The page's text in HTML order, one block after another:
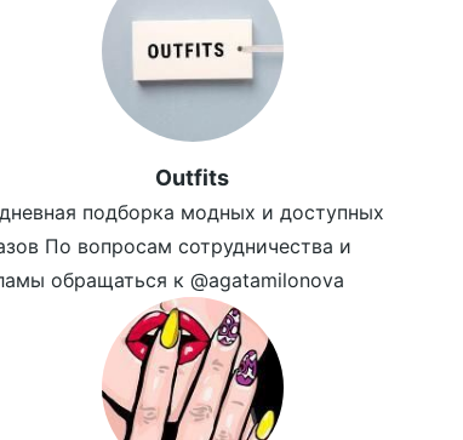
Outfits
подборка модных и доступных
По вопросам сотрудничества и
обращаться к @agatamilonova